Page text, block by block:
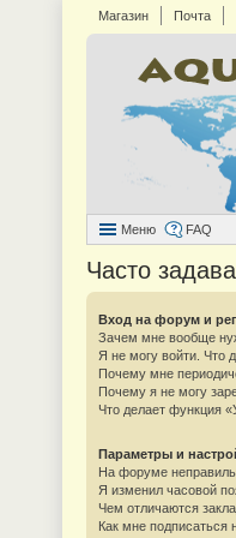
Магазин Почта
Меню FAQ
Часто
Вход на форум и
Зачем мне вообще
Я не могу войти. Что
Почему мне
Почему я не могу
Что делает функция
Параметры и
На форуме
Я изменил часовой
Чем отличаются
Как мне подписаться